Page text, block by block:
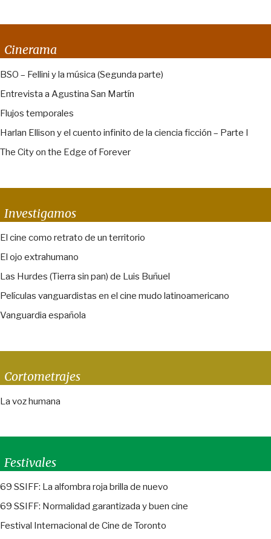
Cinerama
BSO – Fellini y la música (Segunda parte)
Entrevista a Agustina San Martín
Flujos temporales
Harlan Ellison y el cuento infinito de la ciencia ficción – Parte I
The City on the Edge of Forever
Investigamos
El cine como retrato de un territorio
El ojo extrahumano
Las Hurdes (Tierra sin pan) de Luis Buñuel
Películas vanguardistas en el cine mudo latinoamericano
Vanguardia española
Cortometrajes
La voz humana
Festivales
69 SSIFF: La alfombra roja brilla de nuevo
69 SSIFF: Normalidad garantizada y buen cine
Festival Internacional de Cine de Toronto